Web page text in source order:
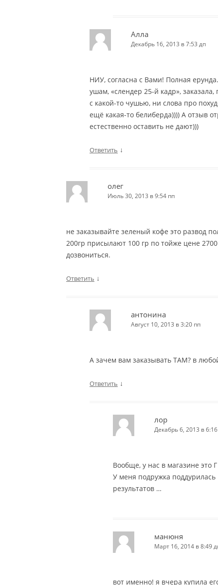
Алла
Декабрь 16, 2013 в 7:53 дп
НИУ, согласна с Вами! Полная
ушам, «слендер 25-й кадр»,
с какой-то чушью, ни слова про
ещё какая-то белиберда)))) А отзыв
естественно оставить не дают)))
Ответить ↓
олег
Июль 30, 2013 в 9:54 пп
не заказывайте зеленый кофе это развод
200гр присылают 100 гр по тойже цене
дозвониться.
Ответить ↓
антонина
Август 10, 2013 в 3:20 пп
А зачем вам заказывать ТАМ? в
Ответить ↓
лор
Декабрь 6, 2013 в
Вообще, у нас в магазине это
У меня подружка поддурилась
результатов …
манюня
Март 16, 2014 в 8:49
вот именно! я вчера купила